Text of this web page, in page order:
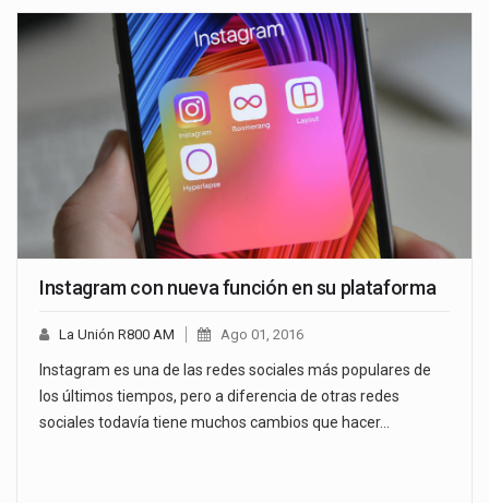
Instagram con nueva función en su plataforma
La Unión R800 AM Ago 01, 2016
Instagram es una de las redes sociales más populares de
los últimos tiempos, pero a diferencia de otras redes
sociales todavía tiene muchos cambios que hacer…